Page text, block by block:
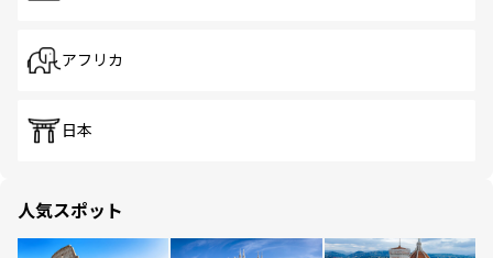
アフリカ
日本
人気スポット